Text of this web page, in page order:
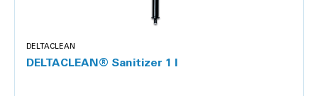
DELTACLEAN
DELTACLEAN® Sanitizer 1 l